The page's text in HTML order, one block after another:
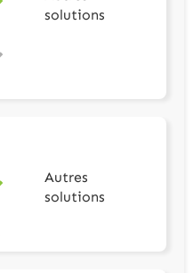
solutions
Autres
solutions